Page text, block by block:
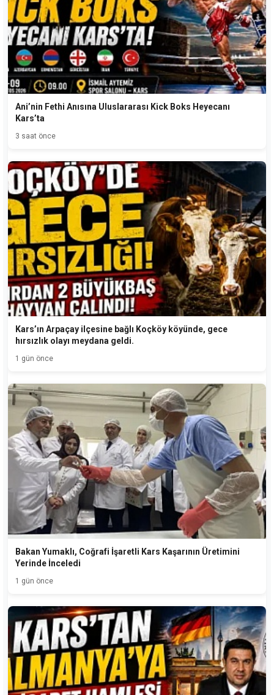
Ani’nin Fethi Anısına Uluslararası Kick Boks Heyecanı
Kars’ta
3 saat önce
Kars’ın Arpaçay ilçesine bağlı Koçköy köyünde, gece
hırsızlık olayı meydana geldi.
1 gün önce
Bakan Yumaklı, Coğrafi İşaretli Kars Kaşarının Üretimini
Yerinde İnceledi
1 gün önce